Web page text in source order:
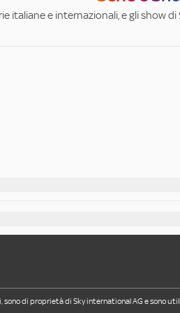
italiane e internazionali, e gli show
di proprietà di Sky international AG e sono